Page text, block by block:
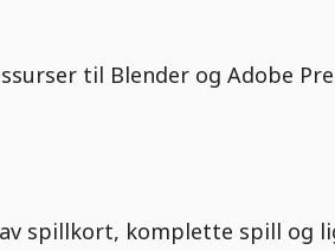
til Blender og Adobe
spillkort, komplette spill og